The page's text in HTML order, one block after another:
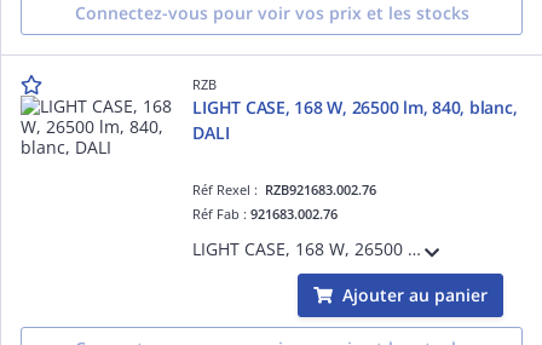
Connectez-vous pour voir vos prix et les stocks
RZB
LIGHT CASE, 168 W, 26500 lm, 840, blanc,
DALI
Réf Rexel : RZB921683.002.76
Réf Fab :921683.002.76
LIGHT CASE, 168 W, 26500 lm, 840, blanc, DALI, Projecteurs pour halls, L 544 B 397 H 110, 35°/21°
Ajouter au panier